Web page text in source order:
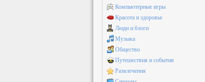
Компьютерные игры
Красота и здоровье
Люди и блоги
Музыка
Общество
Путешествия и события
Развлечения